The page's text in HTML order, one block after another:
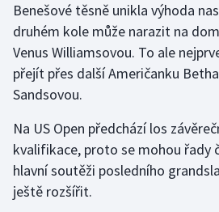
Parasport
Plavání
Plážový volejbal
Ragby
Rychlobruslení
Benešové těsně unikla výhoda
druhém kole může narazit na
Venus Williamsovou. To ale
přejít přes další Američanku
Sandsovou.
Na US Open předchází los
kvalifikace, proto se mohou řady
hlavní soutěži posledního
ještě rozšířit.